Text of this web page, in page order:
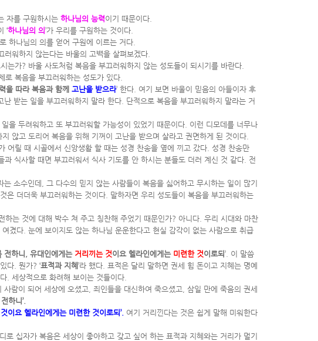
자를 구원하시는 하나님의 능력이기 때문이다.
‘하나님의 의’가 우리를 구원하는 것이다.
하나님의 의를 얻어 구원에 이르는 거다.
워하지 않는다는 바울의 고백을 살펴보겠다.
는가? 바울 사도처럼 복음을 부끄러워하지 않는 성도들이 되시기를 바란다.
복음을 부끄러워하는 성도가 있다.
을 따라 복음과 함께 고난을 받으라’ 한다. 여기 보면 바울이 믿음의 아들이자 후
받는 일을 부끄러워하지 말라 한다. 단적으로 복음을 부끄러워하지 말라는 거
을 두려워하고 또 부끄러워할 가능성이 있었기 때문이다. 이런 디모데를 너무나
않고 도리어 복음을 위해 기꺼이 고난을 받으며 살라고 권면하게 된 것이다.
어릴 때 시골에서 신앙생활 할 때는 성경 찬송을 옆에 끼고 갔다. 성경 찬송만
식사할 때면 부끄러워서 식사 기도를 안 하시는 분들도 더러 계신 것 같다. 전
소수인데, 그 다수의 믿지 않는 사람들이 복음을 싫어하고 무시하는 일이 많기
더더욱 부끄러워하는 것이다. 말하자면 우리 성도들이 복음을 부끄러워하는
는 것에 대해 박수 쳐 주고 칭찬해 주었기 때문인가? 아니다. 우리 시대와 마찬
겼다. 눈에 보이지도 않는 하나님 운운한다고 현실 감각이 없는 사람으로 취급
전하니, 유대인에게는 거리끼는 것이요 헬라인에게는 미련한 것이로되’. 이 말씀
다. 뭔가? ‘표적과 지혜 ’라 했다. 표적은 달리 말하면 권세 힘 돈이고 지혜는 명예
. 세상적으로 화려해 보이는 것들이다.
람이 되어 세상에 오셨고, 죄인들을 대신하여 죽으셨고, 삼일 만에 죽음의 권세
하니’.
이요 헬라인에게는 미련한 것이로되’. 여기 거리낀다는 것은 쉽게 말해 미워한다
십자가 복음은 세상이 좋아하고 갖고 싶어 하는 표적과 지혜와는 거리가 멀기